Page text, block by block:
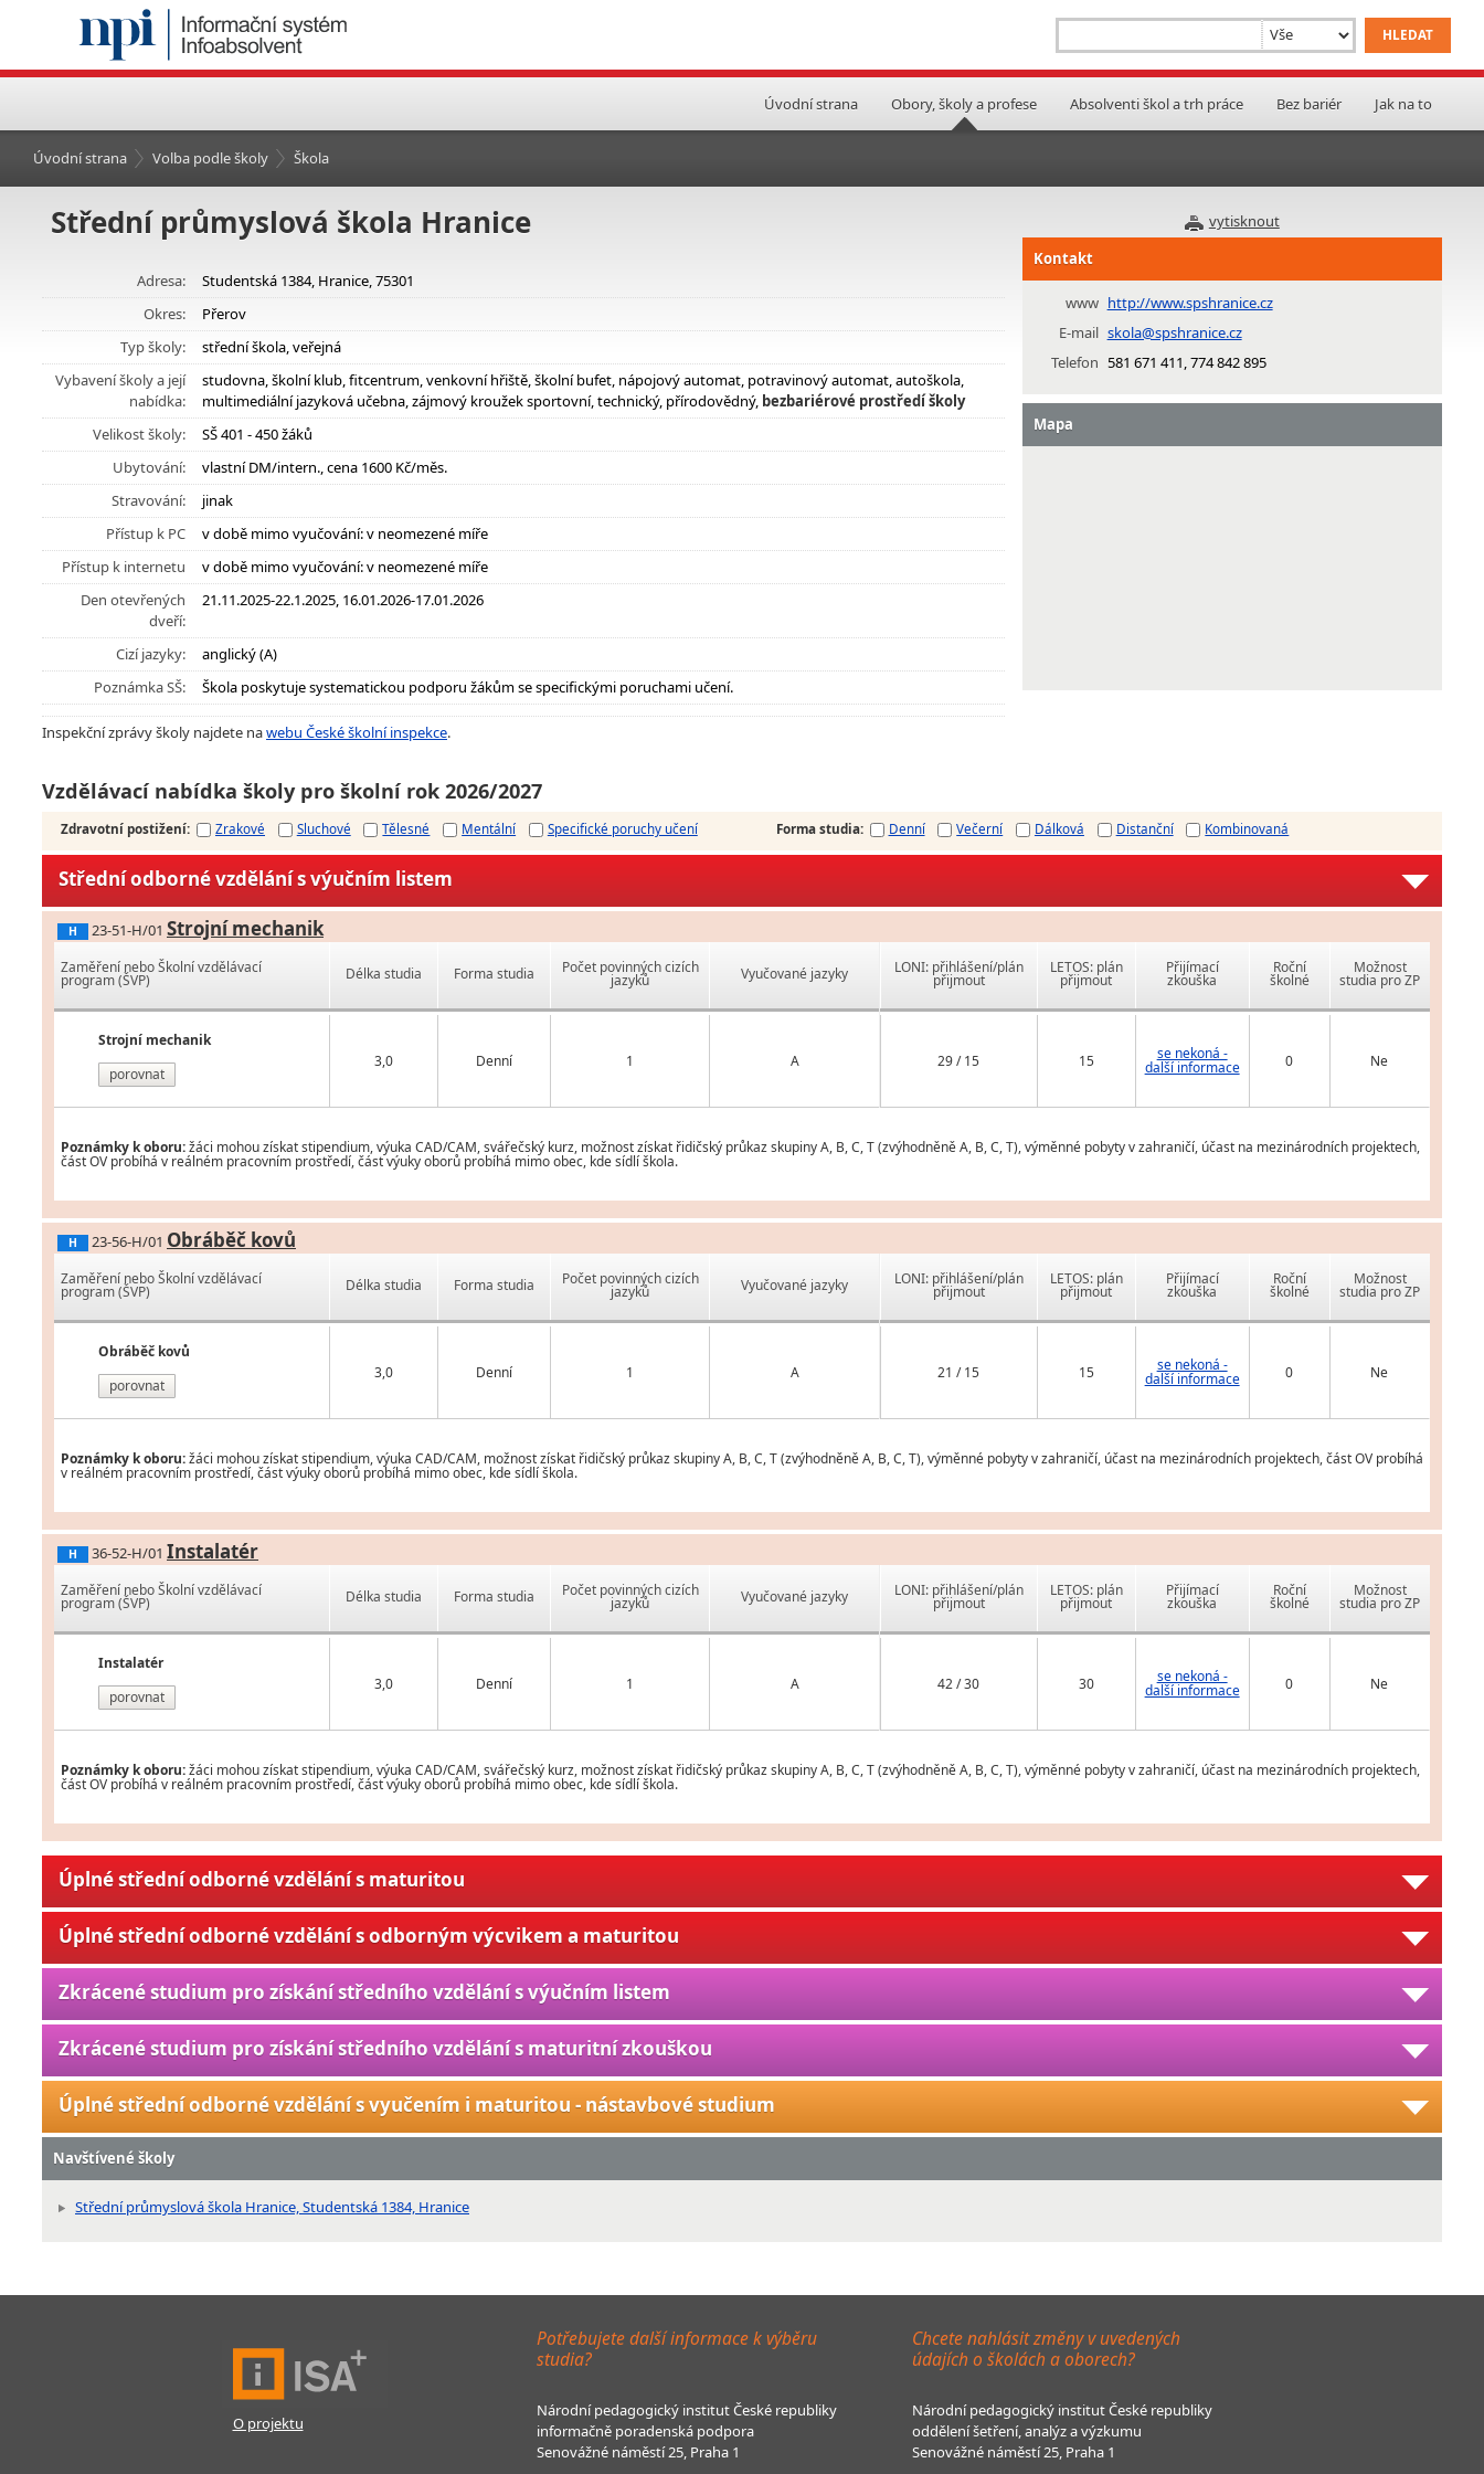
Úvodní strana Obory, školy a profese Absolventi škol a trh práce Bez bariér Jak na to
Úvodní strana Volba podle školy Škola
vytisknout
Střední průmyslová škola Hranice
Adresa:
Studentská 1384, Hranice, 75301
Okres:
Přerov
Typ školy:
střední škola, veřejná
Vybavení školy a její
nabídka:
studovna, školní klub, fitcentrum, venkovní hřiště, školní bufet, nápojový automat, potravinový automat, autoškola,
multimediální jazyková učebna, zájmový kroužek sportovní, technický, přírodovědný, bezbariérové prostředí školy
Velikost školy:
SŠ 401 - 450 žáků
Ubytování:
vlastní DM/intern., cena 1600 Kč/měs.
Stravování:
jinak
Přístup k PC
v době mimo vyučování: v neomezené míře
Přístup k internetu
v době mimo vyučování: v neomezené míře
Den otevřených
dveří:
21.11.2025-22.1.2025, 16.01.2026-17.01.2026
Cizí jazyky:
anglický (A)
Poznámka SŠ:
Škola poskytuje systematickou podporu žákům se specifickými poruchami učení.
Inspekční zprávy školy najdete nawebu České školní inspekce.
Kontakt
www http://www.spshranice.cz
E-mail skola@spshranice.cz
Telefon 581 671 411, 774 842 895
Mapa
Vzdělávací nabídka školy pro školní rok 2026/2027
Zdravotní postižení: Zrakové Sluchové Tělesné Mentální Specifické poruchy učení Forma studia: Denní Večerní Dálková Distanční Kombinovaná
Střední odborné vzdělání s výučním listem
H 23-51-H/01 Strojní mechanik
Zaměření nebo Školní vzdělávací
program (ŠVP)
Strojní mechanik
porovnat
Délka studia Forma studia Počet povinných cizích
jazyků Vyučované jazyky
3,0 Denní 1 A
LONI: přihlášení/plán
přijmout
LETOS: plán
přijmout
Přijímací
zkouška
Roční
školné
Možnost
studia pro ZP
29 / 15 15 se nekoná -
další informace 0 Ne
Poznámky k oboru:žáci mohou získat stipendium, výuka CAD/CAM, svářečský kurz, možnost získat řidičský průkaz skupiny A, B, C, T (zvýhodněně A, B, C, T), výměnné pobyty v zahraničí, účast na mezinárodních projektech,
část OV probíhá v reálném pracovním prostředí, část výuky oborů probíhá mimo obec, kde sídlí škola.
H 23-56-H/01 Obráběč kovů
Zaměření nebo Školní vzdělávací
program (ŠVP)
Obráběč kovů
porovnat
Délka studia Forma studia Počet povinných cizích
jazyků Vyučované jazyky
3,0 Denní 1 A
LONI: přihlášení/plán
přijmout
LETOS: plán
přijmout
Přijímací
zkouška
Roční
školné
Možnost
studia pro ZP
21 / 15 15 se nekoná -
další informace 0 Ne
Poznámky k oboru:žáci mohou získat stipendium, výuka CAD/CAM, možnost získat řidičský průkaz skupiny A, B, C, T (zvýhodněně A, B, C, T), výměnné pobyty v zahraničí, účast na mezinárodních projektech, část OV probíhá
v reálném pracovním prostředí, část výuky oborů probíhá mimo obec, kde sídlí škola.
H 36-52-H/01 Instalatér
Zaměření nebo Školní vzdělávací
program (ŠVP)
Instalatér
porovnat
Délka studia Forma studia Počet povinných cizích
jazyků Vyučované jazyky
3,0 Denní 1 A
LONI: přihlášení/plán
přijmout
LETOS: plán
přijmout
Přijímací
zkouška
Roční
školné
Možnost
studia pro ZP
42 / 30 30 se nekoná -
další informace 0 Ne
Poznámky k oboru:žáci mohou získat stipendium, výuka CAD/CAM, svářečský kurz, možnost získat řidičský průkaz skupiny A, B, C, T (zvýhodněně A, B, C, T), výměnné pobyty v zahraničí, účast na mezinárodních projektech,
část OV probíhá v reálném pracovním prostředí, část výuky oborů probíhá mimo obec, kde sídlí škola.
Úplné střední odborné vzdělání s maturitou
Úplné střední odborné vzdělání s odborným výcvikem a maturitou
Zkrácené studium pro získání středního vzdělání s výučním listem
Zkrácené studium pro získání středního vzdělání s maturitní zkouškou
Úplné střední odborné vzdělání s vyučením i maturitou - nástavbové studium
Navštívené školy
Střední průmyslová škola Hranice, Studentská 1384, Hranice
O projektu
Potřebujete další informace k výběru
studia?
Národní pedagogický institut České republiky
informačně poradenská podpora
Senovážné náměstí 25, Praha 1
Chcete nahlásit změny v uvedených
údajích o školách a oborech?
Národní pedagogický institut České republiky
oddělení šetření, analýz a výzkumu
Senovážné náměstí 25, Praha 1